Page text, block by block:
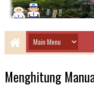
Menghitung